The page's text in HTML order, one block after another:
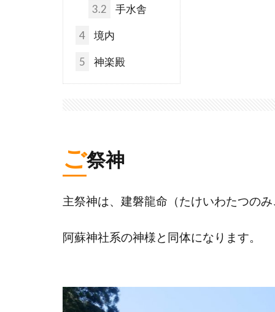
3.2 手水舎
4 境内
5 神楽殿
ご祭神
主祭神は、建磐龍命（たけいわたつの
阿蘇神社系の神様と同体になります。